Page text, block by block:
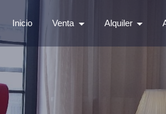
Inicio Venta Alquiler